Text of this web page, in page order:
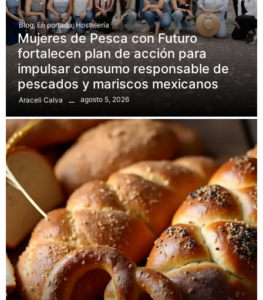
Blog, En portada, Hostelería
Mujeres de Pesca con Futuro
fortalecen plan de acción para
impulsar consumo responsable de
pescados y mariscos mexicanos
Araceli Calva agosto 5, 2026